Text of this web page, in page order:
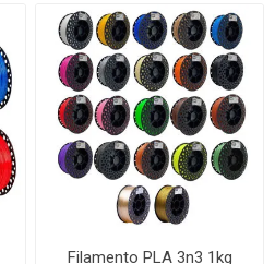
Filamento PLA 3n3 1kg